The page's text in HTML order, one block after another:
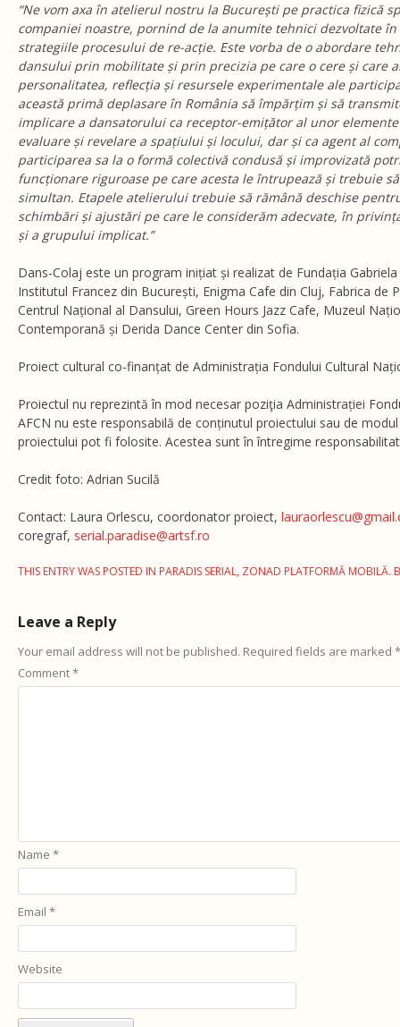
“Ne vom axa în atelierul nostru la București pe practica fizică
companiei noastre, pornind de la anumite tehnici dezvoltate în
strategiile procesului de re-acție. Este vorba de o abordare
dansului prin mobilitate și prin precizia pe care o cere și care
personalitatea, reflecția și resursele experimentale ale
această primă deplasare în România să împărțim și să
implicare a dansatorului ca receptor-emițător al unor
evaluare și revelare a spațiului și locului, dar și ca agent al
participarea sa la o formă colectivă condusă și improvizată
funcționare riguroase pe care acesta le întrupează și trebuie
simultan. Etapele atelierului trebuie să rămână deschise
schimbări și ajustări pe care le considerăm adecvate, în
și a grupului implicat.”
Dans-Colaj este un program inițiat și realizat de Fundația
Institutul Francez din București, Enigma Cafe din Cluj, Fabrica de
Centrul Național al Dansului, Green Hours Jazz Cafe, Muzeul
Contemporană și Derida Dance Center din Sofia.
Proiect cultural co-finanțat de Administrația Fondului Cultural
Proiectul nu reprezintă în mod necesar poziţia Administrației
AFCN nu este responsabilă de conținutul proiectului sau de
proiectului pot fi folosite. Acestea sunt în întregime
Credit foto: Adrian Sucilă
Contact: Laura Orlescu, coordonator proiect,
coregraf, serial.paradise@artsf.ro
THIS ENTRY WAS POSTED IN PARADIS SERIAL, ZONAD PLATFORMĂ MOBILĂ.
Leave a Reply
Your email address will not be published. Required fields are marked *
Comment*
Name *
Email *
Website